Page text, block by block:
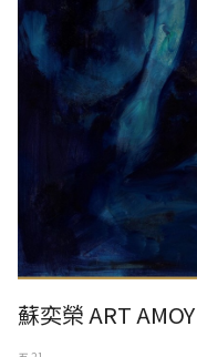
蘇奕榮 ART